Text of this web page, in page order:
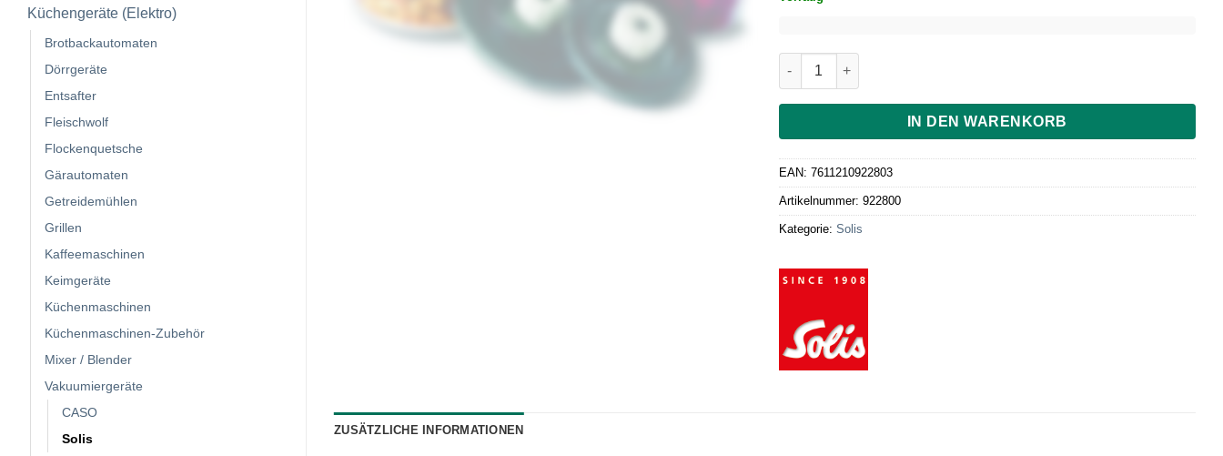
Küchengeräte (Elektro)
Brotbackautomaten
Dörrgeräte
Entsafter
Fleischwolf
Flockenquetsche
Gärautomaten
Getreidemühlen
Grillen
Kaffeemaschinen
Keimgeräte
Küchenmaschinen
Küchenmaschinen-Zubehör
Mixer / Blender
Vakuumiergeräte
CASO
Solis
Solis Universaldeckel klein,10 cm ø Menge
IN DEN WARENKORB
EAN: 7611210922803
Artikelnummer: 922800
Kategorie: Solis
ZUSÄTZLICHE INFORMATIONEN